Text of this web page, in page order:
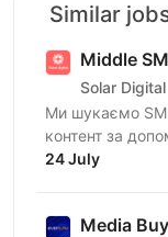
Similar
Middle
Solar Digital
Ми шукаємо
контент за
соцмереж на
24 July
Media